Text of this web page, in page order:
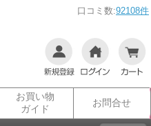
口コミ数:92108件
お買い物
ガイド
お問合せ